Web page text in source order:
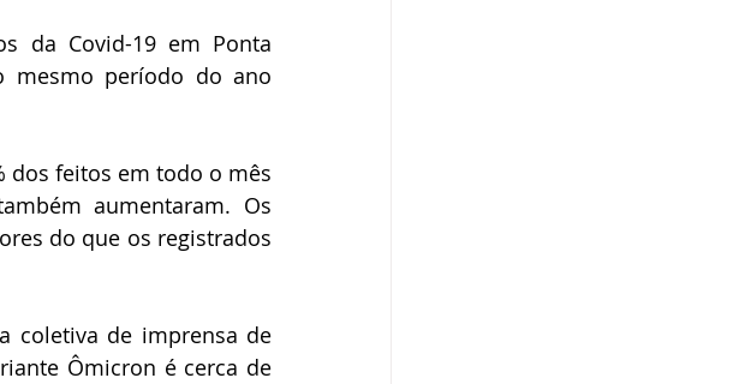
da Covid-19 em Ponta
mesmo período do ano
dos feitos em todo o mês
aumentaram. Os
do que os registrados
coletiva de imprensa de
Ômicron é cerca de